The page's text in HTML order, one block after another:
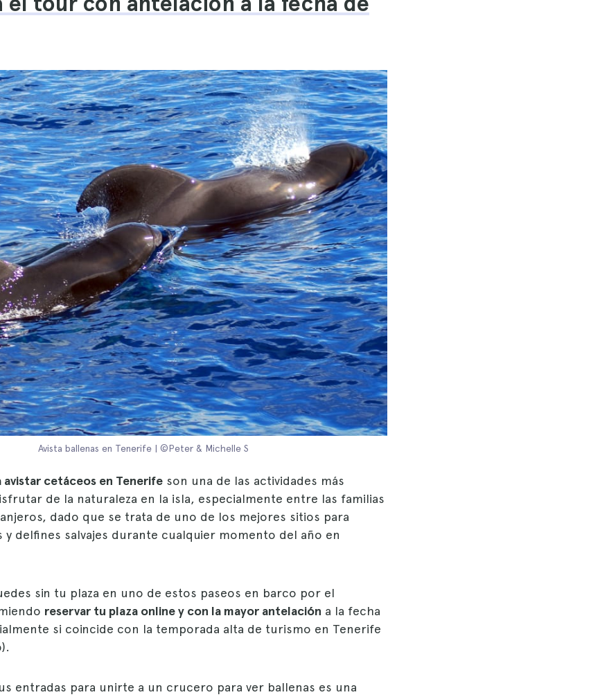
Avista ballenas en Tenerife | ©Peter & Michelle S
avistar cetáceos en Tenerife son una de las actividades más
de la naturaleza en la isla, especialmente entre las familias
dado que se trata de uno de los mejores sitios para
y delfines salvajes durante cualquier momento del año en
sin tu plaza en uno de estos paseos en barco por el
reservar tu plaza online y con la mayor antelación a la fecha
si coincide con la temporada alta de turismo en Tenerife
entradas para unirte a un crucero para ver ballenas es una